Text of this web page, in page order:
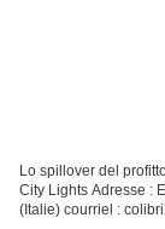
Lo spillover del
City Lights Adresse :
(Italie) courriel :